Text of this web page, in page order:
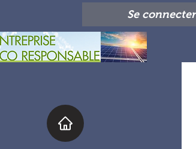
Se connecter